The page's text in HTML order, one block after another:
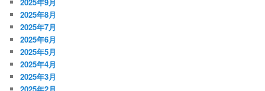
2025年8月
2025年7月
2025年6月
2025年5月
2025年4月
2025年3月